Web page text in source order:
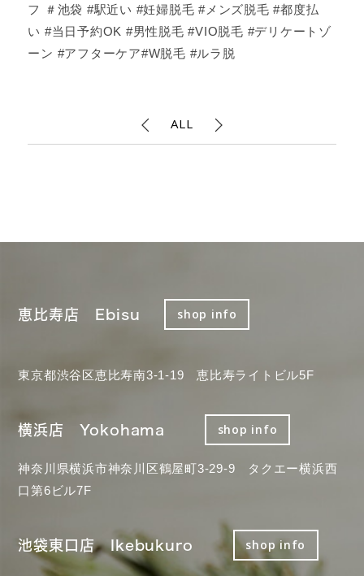
フ ＃池袋 #駅近い #妊婦脱毛 #メンズ脱毛 #都度払
い #当日予約OK #男性脱毛 #VIO脱毛 #デリケートゾ
ーン #アフターケア#W脱毛 #ルラ脱
ALL
恵比寿店 Ebisu shop info
東京都渋谷区恵比寿南3-1-19 恵比寿ライトビル5F
横浜店 Yokohama shop info
神奈川県横浜市神奈川区鶴屋町3-29-9 タクエー横浜西
口第6ビル7F
池袋東口店 Ikebukuro shop info